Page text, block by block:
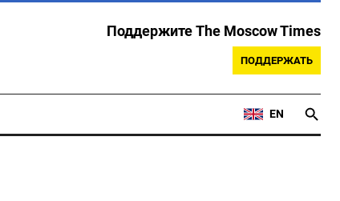
Поддержите The Moscow Times
ПОДДЕРЖАТЬ
EN